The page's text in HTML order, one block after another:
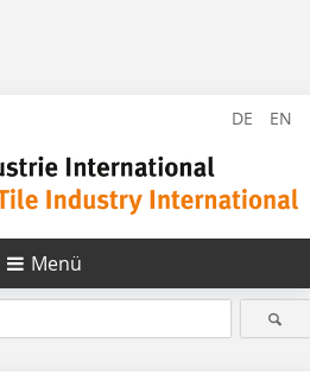
DE EN
Menü